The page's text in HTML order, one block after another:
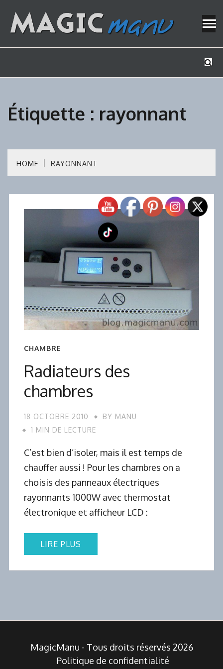
content
Étiquette : rayonnant
HOME RAYONNANT
CHAMBRE
Radiateurs des
chambres
18 OCTOBRE 2010 BY MANU
1 MIN DE LECTURE
C’est bien d’isoler, mais il est temps de
chauffer aussi ! Pour les chambres on a
choisis des panneaux électriques
rayonnants 1000W avec thermostat
électronique et afficheur LCD :
LIRE PLUS
MagicManu - Tous droits réservés 2026
Politique de confidentialité